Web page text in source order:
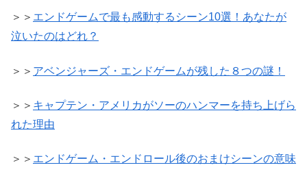
＞＞ エンドゲームで最も感動するシーン10選！あなたが
泣いたのはどれ？
＞＞ アベンジャーズ・エンドゲームが残した８つの謎！
＞＞ キャプテン・アメリカがソーのハンマーを持ち上げら
れた理由
＞＞ エンドゲーム・エンドロール後のおまけシーンの意味